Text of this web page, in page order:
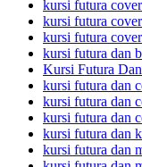
kursi futura
kursi futura
kursi futura
kursi futura dan
Kursi Futura
kursi futura dan
kursi futura dan
kursi futura dan
kursi futura dan
kursi futura dan